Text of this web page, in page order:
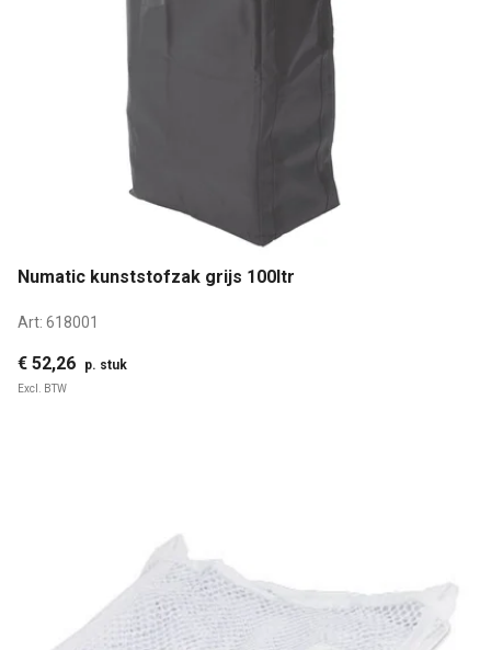
Numatic kunststofzak grijs 100ltr
Art: 618001
€ 52,26 p. stuk
Excl. BTW